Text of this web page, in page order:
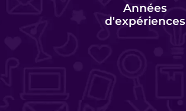
Années
d'expériences